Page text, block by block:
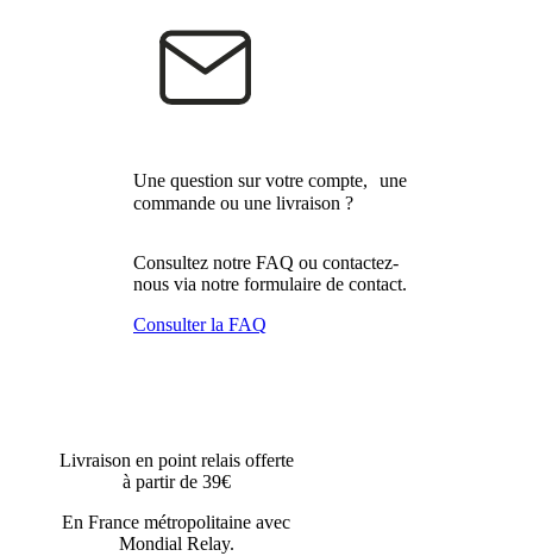
Une question sur votre compte, une
commande ou une livraison ?
Consultez notre FAQ ou contactez-
nous via notre formulaire de contact.
Consulter la FAQ
Livraison en point relais offerte
à partir de 39€
En France métropolitaine avec
Mondial Relay.